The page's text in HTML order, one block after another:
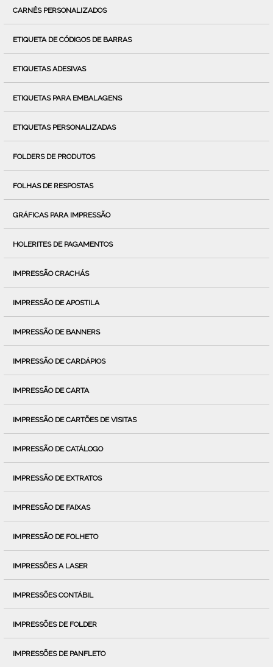
CARNÊS PERSONALIZADOS
ETIQUETA DE CÓDIGOS DE BARRAS
ETIQUETAS ADESIVAS
ETIQUETAS PARA EMBALAGENS
ETIQUETAS PERSONALIZADAS
FOLDERS DE PRODUTOS
FOLHAS DE RESPOSTAS
GRÁFICAS PARA IMPRESSÃO
HOLERITES DE PAGAMENTOS
IMPRESSÃO CRACHÁS
IMPRESSÃO DE APOSTILA
IMPRESSÃO DE BANNERS
IMPRESSÃO DE CARDÁPIOS
IMPRESSÃO DE CARTA
IMPRESSÃO DE CARTÕES DE VISITAS
IMPRESSÃO DE CATÁLOGO
IMPRESSÃO DE EXTRATOS
IMPRESSÃO DE FAIXAS
IMPRESSÃO DE FOLHETO
IMPRESSÕES A LASER
IMPRESSÕES CONTÁBIL
IMPRESSÕES DE FOLDER
IMPRESSÕES DE PANFLETO